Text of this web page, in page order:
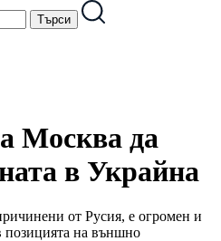
Москва да
в Украйна
от Русия, е огромен и
позицията на външно